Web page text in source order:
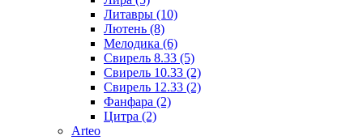
Литавры (10)
Лютень (8)
Мелодика (6)
Свирель 8.33 (5)
Свирель 10.33 (2)
Свирель 12.33 (2)
Фанфара (2)
Цитра (2)
Arteo